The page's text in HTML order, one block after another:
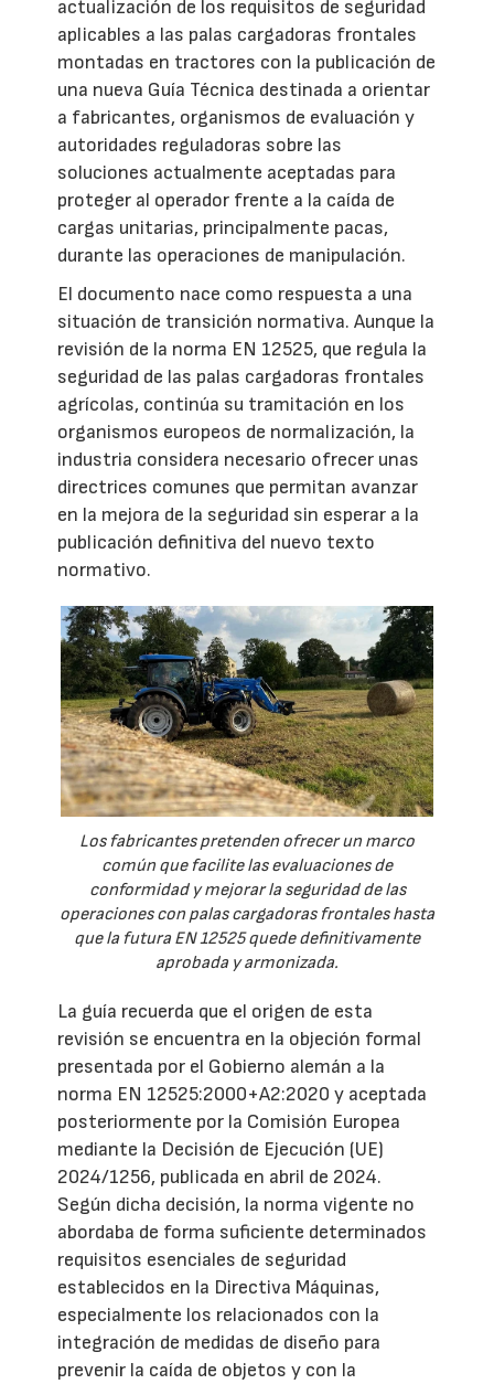
actualización de los requisitos de seguridad
aplicables a las palas cargadoras frontales
montadas en tractores con la publicación de
una nueva Guía Técnica destinada a orientar
a fabricantes, organismos de evaluación y
autoridades reguladoras sobre las
soluciones actualmente aceptadas para
proteger al operador frente a la caída de
cargas unitarias, principalmente pacas,
durante las operaciones de manipulación.
El documento nace como respuesta a una
situación de transición normativa. Aunque la
revisión de la norma EN 12525, que regula la
seguridad de las palas cargadoras frontales
agrícolas, continúa su tramitación en los
organismos europeos de normalización, la
industria considera necesario ofrecer unas
directrices comunes que permitan avanzar
en la mejora de la seguridad sin esperar a la
publicación definitiva del nuevo texto
normativo.
Los fabricantes pretenden ofrecer un marco
común que facilite las evaluaciones de
conformidad y mejorar la seguridad de las
operaciones con palas cargadoras frontales hasta
que la futura EN 12525 quede definitivamente
aprobada y armonizada.
La guía recuerda que el origen de esta
revisión se encuentra en la objeción formal
presentada por el Gobierno alemán a la
norma EN 12525:2000+A2:2020 y aceptada
posteriormente por la Comisión Europea
mediante la Decisión de Ejecución (UE)
2024/1256, publicada en abril de 2024.
Según dicha decisión, la norma vigente no
abordaba de forma suficiente determinados
requisitos esenciales de seguridad
establecidos en la Directiva Máquinas,
especialmente los relacionados con la
integración de medidas de diseño para
prevenir la caída de objetos y con la